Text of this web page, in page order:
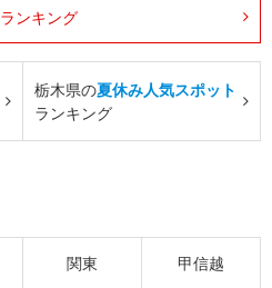
ランキング
栃木県の夏休み人気スポット
ランキング
関東 甲信越